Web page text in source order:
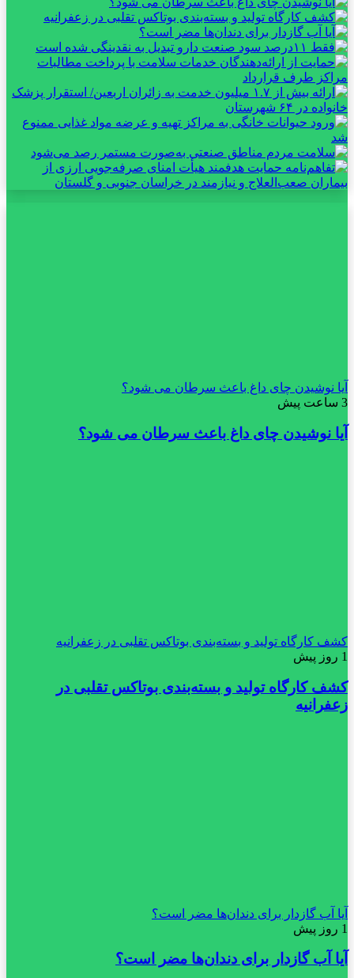
آیا نوشیدن چای داغ باعث سرطان می شود؟
3 ساعت پیش
آیا نوشیدن چای داغ باعث سرطان می شود؟
کشف کارگاه تولید و بسته‌بندی بوتاکس تقلبی در زعفرانیه
1 روز پیش
کشف کارگاه تولید و بسته‌بندی بوتاکس تقلبی در
زعفرانیه
آیا آب گازدار برای دندان‌ها مضر است؟
1 روز پیش
آیا آب گازدار برای دندان‌ها مضر است؟